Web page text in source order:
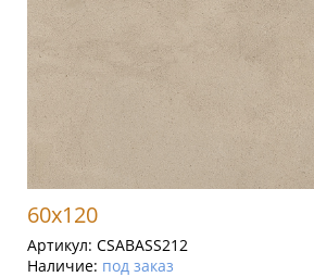
60x120
Артикул: CSABASS212
Наличие: под заказ